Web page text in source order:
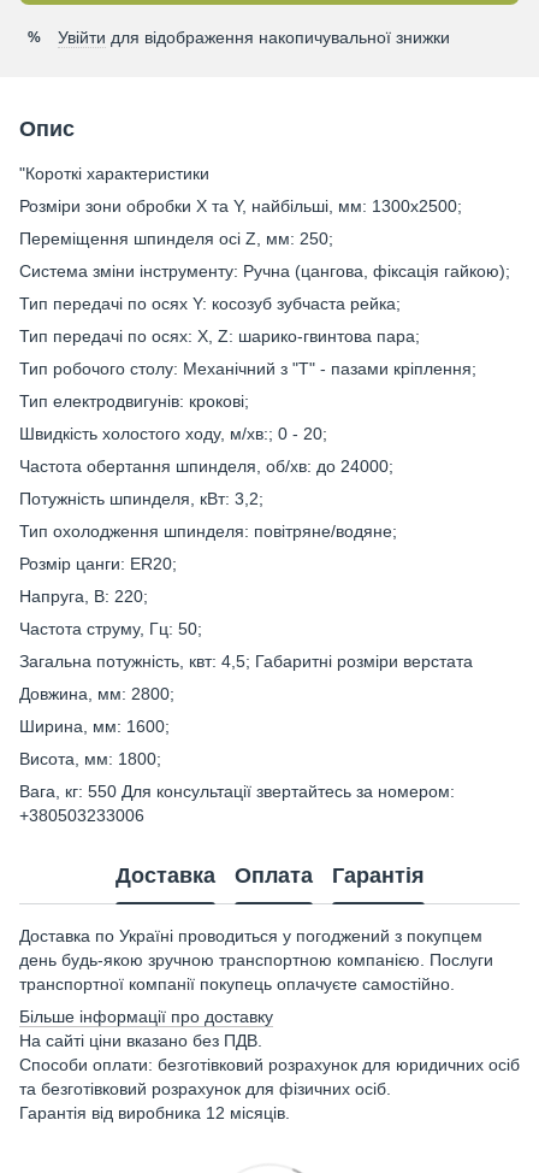
% Увійти для відображення накопичувальної знижки
Опис
"Короткі характеристики
Розміри зони обробки X та Y, найбільші, мм: 1300х2500;
Переміщення шпинделя осі Z, мм: 250;
Система зміни інструменту: Ручна (цангова, фіксація гайкою);
Тип передачі по осях Y: косозуб зубчаста рейка;
Тип передачі по осях: Х, Z: шарико-гвинтова пара;
Тип робочого столу: Механічний з "Т" - пазами кріплення;
Тип електродвигунів: крокові;
Швидкість холостого ходу, м/хв:; 0 - 20;
Частота обертання шпинделя, об/хв: до 24000;
Потужність шпинделя, кВт: 3,2;
Тип охолодження шпинделя: повітряне/водяне;
Розмір цанги: ER20;
Напруга, В: 220;
Частота струму, Гц: 50;
Загальна потужність, квт: 4,5; Габаритні розміри верстата
Довжина, мм: 2800;
Ширина, мм: 1600;
Висота, мм: 1800;
Вага, кг: 550 Для консультації звертайтесь за номером:
+380503233006
Доставка Оплата Гарантія
Доставка по Україні проводиться у погоджений з покупцем
день будь-якою зручною транспортною компанією. Послуги
транспортної компанії покупець оплачуєте самостійно.
Більше інформації про доставку
На сайті ціни вказано без ПДВ.
Способи оплати: безготівковий розрахунок для юридичних осіб
та безготівковий розрахунок для фізичних осіб.
Гарантія від виробника 12 місяців.